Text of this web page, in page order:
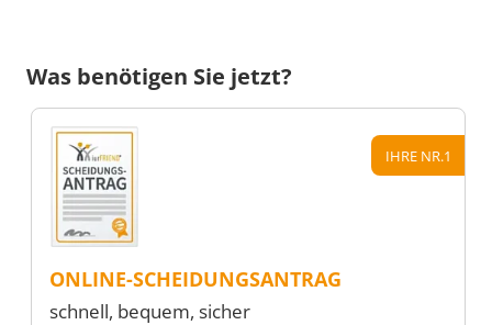
Was benötigen Sie jetzt?
IHRE NR.1
ONLINE-SCHEIDUNGSANTRAG
schnell, bequem, sicher